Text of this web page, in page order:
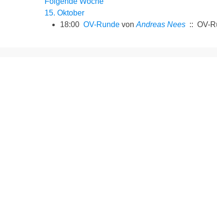
15. Oktober
18:00 OV-Runde von Andreas Nees :: OV-